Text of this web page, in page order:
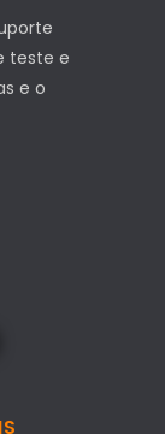
teste e
e o